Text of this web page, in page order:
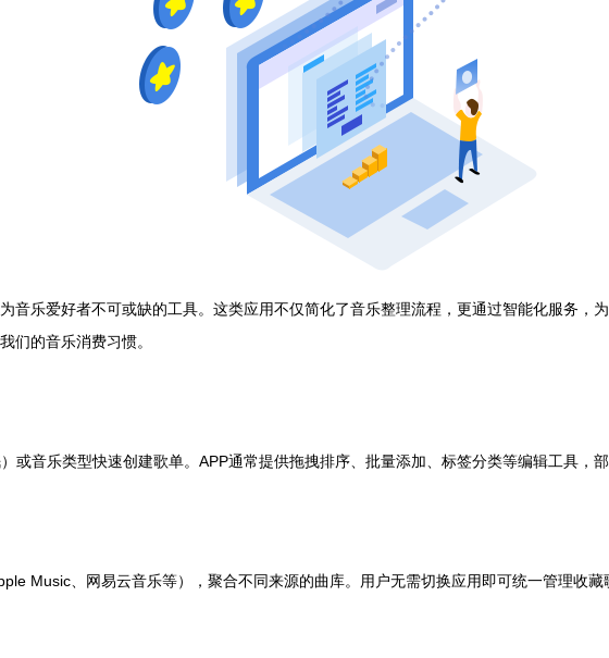
音乐爱好者不可或缺的工具。这类应用不仅简化了音乐整理流程，更通过智能化服务，
们的音乐消费习惯。
或音乐类型快速创建歌单。APP通常提供拖拽排序、批量添加、标签分类等编辑工具，
Music、网易云音乐等），聚合不同来源的曲库。用户无需切换应用即可统一管理收藏